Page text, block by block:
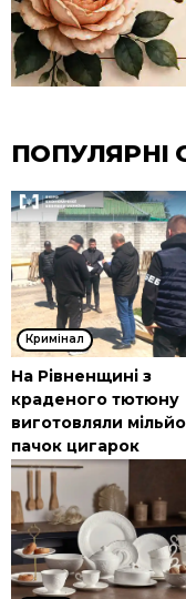
ПОПУЛЯРНІ
Кримінал
На Рівненщині з
краденого тютюну
виготовляли
пачок цигарок